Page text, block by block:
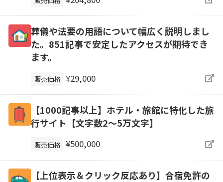
葬儀や法要の用語について幅広く説明しまし
た。851記事で安定したアクセスが期待でき
ます。
販売価格 ¥29,000
【1000記事以上】ホテル・旅館に特化した旅
行サイト【文字数2〜5万文字】
販売価格 ¥500,000
【上位表示＆クリック反応あり】合宿免許の